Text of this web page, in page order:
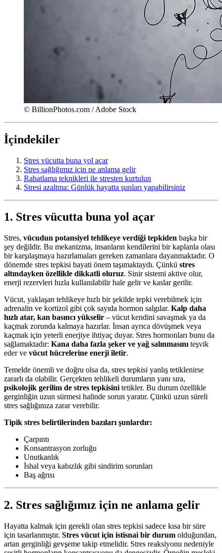
© BillionPhotos.com / Adobe Stock
İçindekiler
Stres vücutta buna yol açar
Stres sağlığımız için ne anlama gelir
Rahatlama teknikleri ile stresten kurtulun
Stresi azaltma: Günlük hayatta şunları yapabilirsiniz
1. Stres vücutta buna yol açar
Stres, vücudun potansiyel tehlikeye verdiği tepkiden başka bir
şey değildir. Bu mekanizma, insanların kendilerini bir kaplanla olası
bir karşılaşmaya hazırlamaları gereken zamanlara dayanmaktadır. O
dönemde stres tepkisi hayati önem taşımaktaydı. Çünkü stres
altındayken özellikle dikkatli oluruz. Sinir sistemi aktive olur,
enerji rezervleri hızla kullanılabilir hale gelir ve kaslar gerilir.
Vücut, yaklaşan tehlikeye hızlı bir şekilde tepki verebilmek için
adrenalin ve kortizol gibi çok sayıda hormon salgılar. Kalp daha
hızlı atar, kan basıncı yükselir – vücut kendini savaşmak ya da
kaçmak zorunda kalmaya hazırlar. İnsan ayrıca dövüşmek veya
kaçmak için yeterli enerjiye ihtiyaç duyar. Stres hormonları bunu da
sağlamaktadır: Kana daha fazla şeker ve yağ salınmasını teşvik
eder ve vücut hücrelerine enerji iletir.
Temelde önemli ve doğru olsa da, stres tepkisi yanlış tetiklenirse
zararlı da olabilir. Gerçekten tehlikeli durumların yanı sıra,
psikolojik gerilim de stres tepkisini tetikler. Bu durum özellikle
gerginliğin uzun sürmesi halinde sorun yaratır. Çünkü uzun süreli
stres sağlığınıza zarar verebilir.
Tipik stres belirtilerinden bazıları şunlardır:
Çarpıntı
Konsantrasyon zorluğu
Unutkanlık
İshal veya kabızlık gibi sindirim sorunları
Baş ağrısı
2. Stres sağlığımız için ne anlama gelir
Hayatta kalmak için gerekli olan stres tepkisi sadece kısa bir süre
için tasarlanmıştır. Stres vücut için istisnai bir durum olduğundan,
artan gerginliği gevşeme takip etmelidir. Stres reaksiyonu nedeniyle